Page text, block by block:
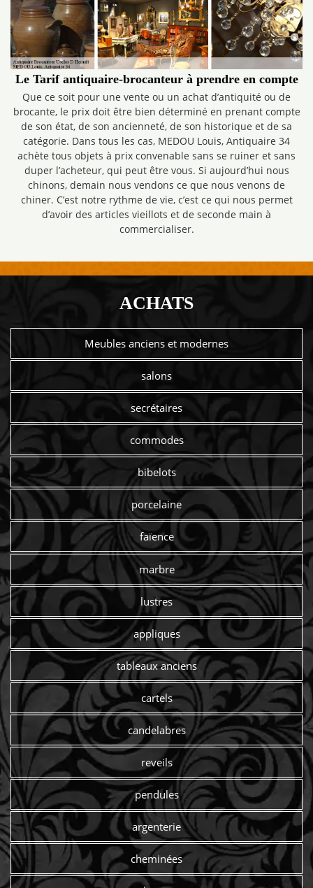
Le Tarif antiquaire-brocanteur à prendre en compte
Que ce soit pour une vente ou un achat d’antiquité ou de
brocante, le prix doit être bien déterminé en prenant compte
de son état, de son ancienneté, de son historique et de sa
catégorie. Dans tous les cas, MEDOU Louis, Antiquaire 34
achète tous objets à prix convenable sans se ruiner et sans
duper l’acheteur, qui peut être vous. Si aujourd’hui nous
chinons, demain nous vendons ce que nous venons de
chiner. C’est notre rythme de vie, c’est ce qui nous permet
d’avoir des articles vieillots et de seconde main à
commercialiser.
ACHATS
Meubles anciens et modernes
salons
secrétaires
commodes
bibelots
porcelaine
faïence
marbre
lustres
appliques
tableaux anciens
cartels
candelabres
reveils
pendules
argenterie
cheminées